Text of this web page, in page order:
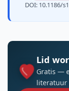
DOI: 10.1186/
Lid
Gratis —
literatuur